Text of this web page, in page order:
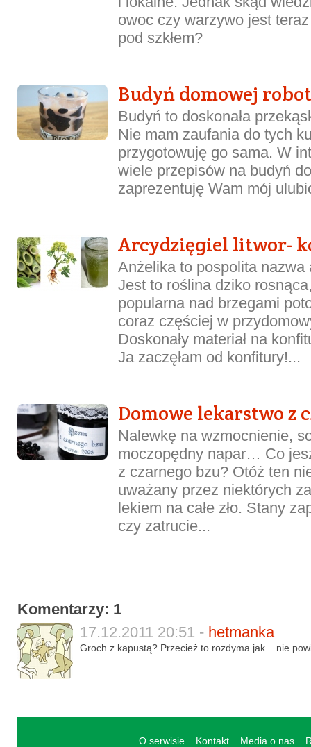
owoc czy warzywo jest
pod szkłem?
Budyń domowej
Budyń to doskonała
Nie mam zaufania do tych
przygotowuję go sama. W
wiele przepisów na budyń
zaprezentuję Wam mój
Arcydzięgiel litwor-
Anżelika to pospolita nazwa
Jest to roślina dziko
popularna nad brzegami
coraz częściej w
Doskonały materiał na
Ja zaczęłam od konfitury!...
Domowe lekarstwo z
Nalewkę na wzmocnienie,
moczopędny napar… Co
z czarnego bzu? Otóż ten
uważany przez niektórych
lekiem na całe zło. Stany
czy zatrucie...
Komentarzy: 1
17.12.2011 20:51 - hetmanka
Groch z kapustą? Przecież to rozdyma jak... nie
O serwisie Kontakt Media o nas